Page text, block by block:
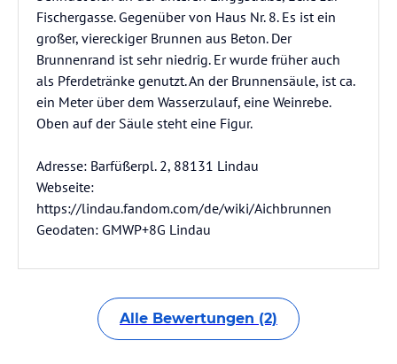
Fischergasse. Gegenüber von Haus Nr. 8. Es ist ein
großer, viereckiger Brunnen aus Beton. Der
Brunnenrand ist sehr niedrig. Er wurde früher auch
als Pferdetränke genutzt. An der Brunnensäule, ist ca.
ein Meter über dem Wasserzulauf, eine Weinrebe.
Oben auf der Säule steht eine Figur.
Adresse: Barfüßerpl. 2, 88131 Lindau
Webseite:
https://lindau.fandom.com/de/wiki/Aichbrunnen
Geodaten: GMWP+8G Lindau
Alle Bewertungen (2)